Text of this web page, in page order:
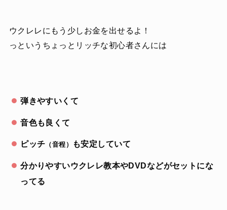
ウクレレにもう少しお金を出せるよ！
っというちょっとリッチな初心者さんには
弾きやすいくて
音色も良くて
ピッチ （音程） も安定していて
分かりやすいウクレレ教本やDVDなどがセットにな
ってる